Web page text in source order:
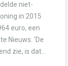
niet-
in 2015
euro, een
Nieuws. ‘De
zie, is dat…